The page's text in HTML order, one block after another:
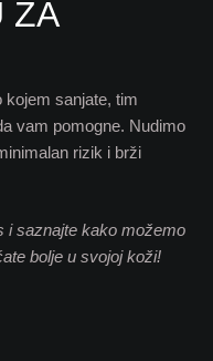
ZA
kojem sanjate, tim
vam pomogne. Nudimo
rizik i brži
i saznajte kako možemo
bolje u svojoj koži!